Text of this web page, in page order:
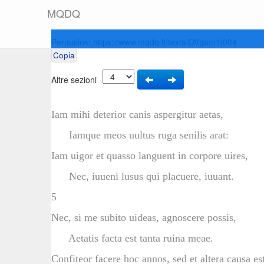
MQDQ
Copia
Altre sezioni
Iam mihi deterior canis aspergitur aetas,
Iamque meos uultus ruga senilis arat:
Iam uigor et quasso languent in corpore uires,
Nec, iuueni lusus qui placuere, iuuant.
5
Nec, si me subito uideas, agnoscere possis,
Aetatis facta est tanta ruina meae.
Confiteor facere hoc annos, sed et altera causa